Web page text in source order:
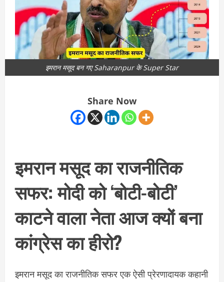
इमरान मसूद बन गए Saharanpur के Super Star
Share Now
इमरान मसूद का राजनीतिक
सफर: मोदी को ‘बोटी-बोटी’
काटने वाला नेता आज क्यों बना
कांग्रेस का हीरो?
इमरान मसूद का राजनीतिक सफर एक ऐसी प्रेरणादायक कहानी